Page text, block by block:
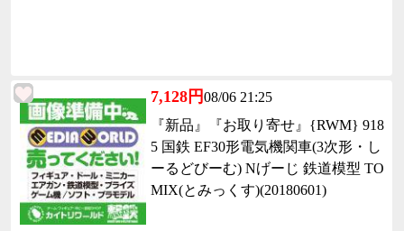
7,128円08/06 21:25
『新品』『お取り寄せ』{RWM} 918
5 国鉄 EF30形電気機関車(3次形・し
ーるどびーむ) Nげーじ 鉄道模型 TO
MIX(とみっくす)(20180601)